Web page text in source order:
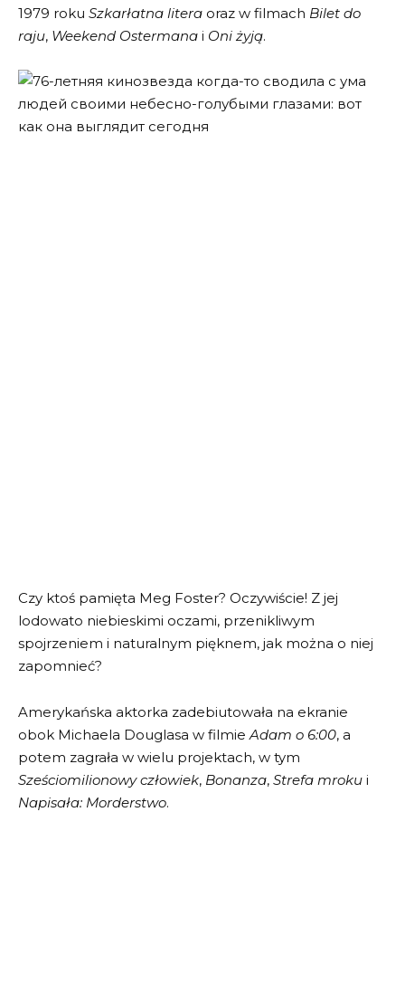
1979 roku Szkarłatna litera oraz w filmach Bilet do
raju, Weekend Ostermana i Oni żyją.
Czy ktoś pamięta Meg Foster? Oczywiście! Z jej
lodowato niebieskimi oczami, przenikliwym
spojrzeniem i naturalnym pięknem, jak można o niej
zapomnieć?
Amerykańska aktorka zadebiutowała na ekranie
obok Michaela Douglasa w filmieAdam o 6:00, a
potem zagrała w wielu projektach, w tym
Sześciomilionowy człowiek, Bonanza, Strefa mroku i
Napisała: Morderstwo.